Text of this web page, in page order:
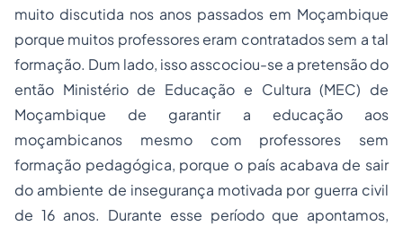
muito discutida nos anos passados em Moçambique
porque muitos professores eram contratados sem a tal
formação. Dum lado, isso asscociou-se a pretensão do
então Ministério de Educação e Cultura (MEC) de
Moçambique de garantir a educação aos
moçambicanos mesmo com professores sem
formação pedagógica, porque o país acabava de sair
do ambiente de insegurança motivada por guerra civil
de 16 anos. Durante esse período que apontamos,